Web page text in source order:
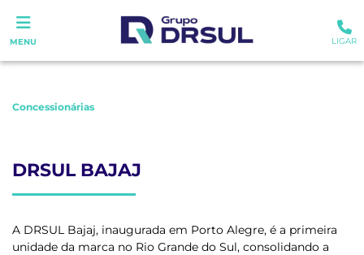
MENU LIGAR
Concessionárias
DRSUL BAJAJ
A DRSUL Bajaj, inaugurada em Porto Alegre, é a primeira
unidade da marca no Rio Grande do Sul, consolidando a